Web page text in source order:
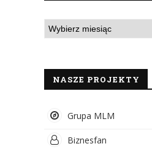
NASZE PROJEKTY
Grupa MLM
Biznesfan